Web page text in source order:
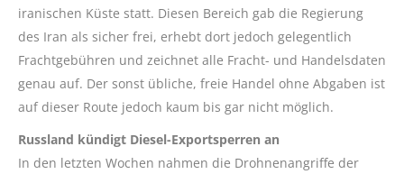
iranischen Küste statt. Diesen Bereich gab die Regierung
des Iran als sicher frei, erhebt dort jedoch gelegentlich
Frachtgebühren und zeichnet alle Fracht- und Handelsdaten
genau auf. Der sonst übliche, freie Handel ohne Abgaben ist
auf dieser Route jedoch kaum bis gar nicht möglich.
Russland kündigt Diesel-Exportsperren an
In den letzten Wochen nahmen die Drohnenangriffe der